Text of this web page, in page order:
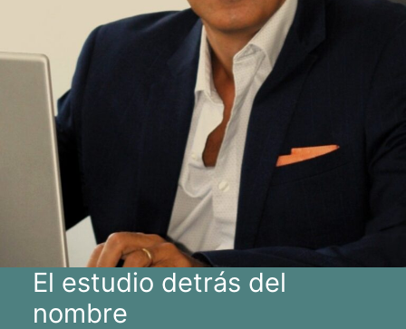
El estudio detrás del
nombre